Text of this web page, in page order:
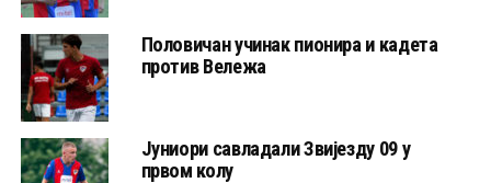
Половичан учинак пионира и кадета
против Вележа
Јуниори савладали Звијезду 09 у
првом колу